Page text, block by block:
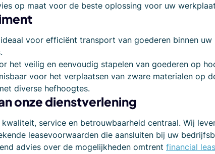
op maat voor de beste oplossing voor uw
voor efficiënt transport van goederen binnen
het veilig en eenvoudig stapelen van goederen op
voor het verplaatsen van zware materialen op
diverse hefhoogtes.
onze dienstverlening
kwaliteit, service en betrouwbaarheid centraal. Wij
leasevoorwaarden die aansluiten bij uw
advies over de mogelijkheden omtrent financial